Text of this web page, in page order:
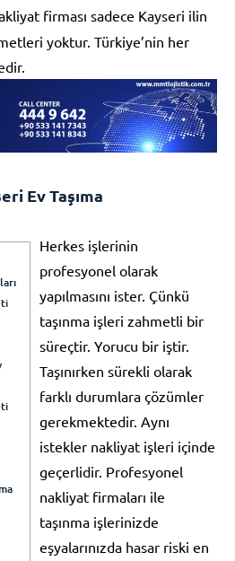
firması sadece Kayseri ilin
yoktur. Türkiye’nin her
Ev Taşıma
Herkes işlerinin
profesyonel olarak
yapılmasını ister. Çünkü
taşınma işleri zahmetli bir
süreçtir. Yorucu bir iştir.
Taşınırken sürekli olarak
farklı durumlara çözümler
gerekmektedir. Aynı
istekler nakliyat işleri içinde
geçerlidir. Profesyonel
nakliyat firmaları ile
taşınma işlerinizde
eşyalarınızda hasar riski en